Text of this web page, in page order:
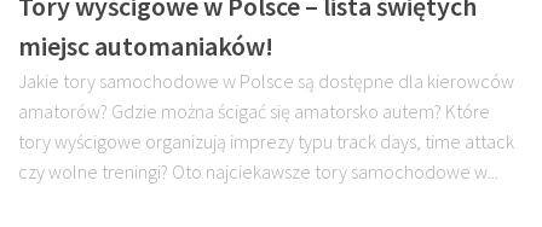
miejsc automaniaków!
Jakie tory samochodowe w Polsce są dostępne dla kierowców
amatorów? Gdzie można ścigać się amatorsko autem? Które
tory wyścigowe organizują imprezy typu track days, time attack
czy wolne treningi? Oto najciekawsze tory samochodowe w...